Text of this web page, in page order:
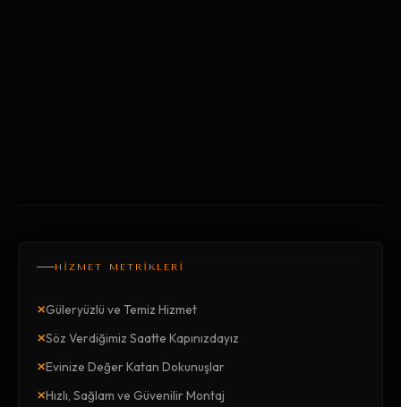
HİZMET METRİKLERİ
×Güleryüzlü ve Temiz Hizmet
×Söz Verdiğimiz Saatte Kapınızdayız
×Evinize Değer Katan Dokunuşlar
×Hızlı, Sağlam ve Güvenilir Montaj